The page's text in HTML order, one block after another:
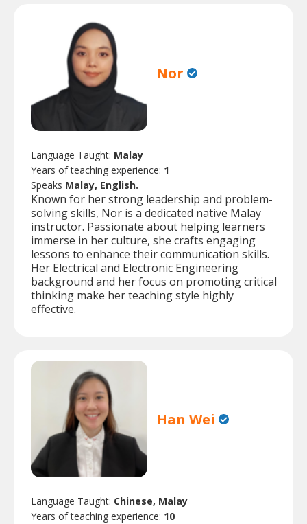
Nor
Language Taught: Malay
Years of teaching experience: 1
Speaks Malay, English.
Known for her strong leadership and problem-
solving skills, Nor is a dedicated native Malay
instructor. Passionate about helping learners
immerse in her culture, she crafts engaging
lessons to enhance their communication skills.
Her Electrical and Electronic Engineering
background and her focus on promoting critical
thinking make her teaching style highly
effective.
Han Wei
Language Taught: Chinese, Malay
Years of teaching experience: 10